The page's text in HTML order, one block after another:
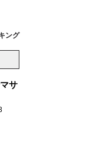
ング
サ